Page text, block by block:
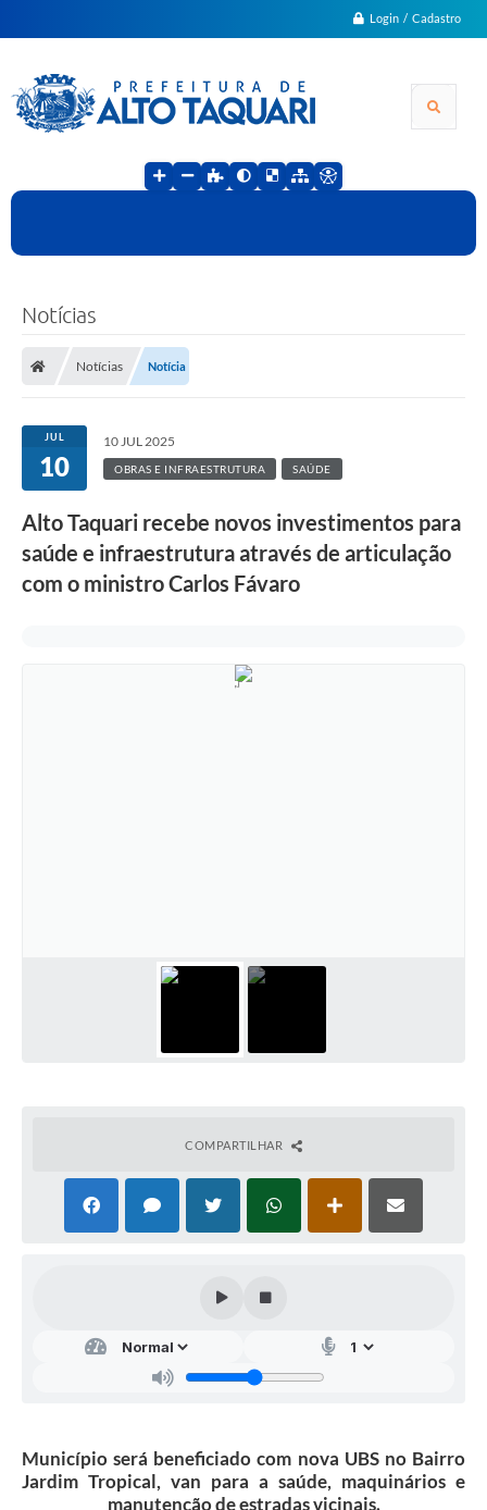
Login / Cadastro
Notícias
Notícias Notícia
JUL
10
10 JUL 2025
OBRAS E INFRAESTRUTURA SAÚDE
Alto Taquari recebe novos investimentos para
saúde e infraestrutura através de articulação
com o ministro Carlos Fávaro
COMPARTILHAR
Município será beneficiado com nova UBS no Bairro
Jardim Tropical, van para a saúde, maquinários e
manutenção de estradas vicinais.